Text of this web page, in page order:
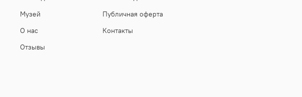
Музей
О нас
Отзывы
Публичная оферта
Контакты